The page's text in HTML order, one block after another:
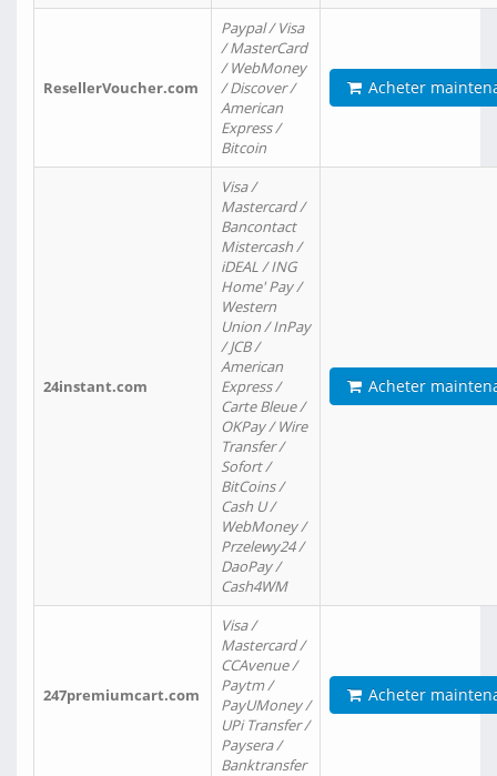
ResellerVoucher.com
Paypal / Visa
/ MasterCard
/ WebMoney
/ Discover /
American
Express /
Bitcoin
Acheter
24instant.com
Visa /
Mastercard /
Bancontact
Mistercash /
iDEAL / ING
Home' Pay /
Western
Union / InPay
/ JCB /
American
Express /
Carte Bleue /
OKPay / Wire
Transfer /
Sofort /
BitCoins /
Cash U /
WebMoney /
Przelewy24 /
DaoPay /
Cash4WM
Acheter
247premiumcart.com
Visa /
Mastercard /
CCAvenue /
Paytm /
PayUMoney /
UPi Transfer /
Paysera /
Banktransfer
Acheter